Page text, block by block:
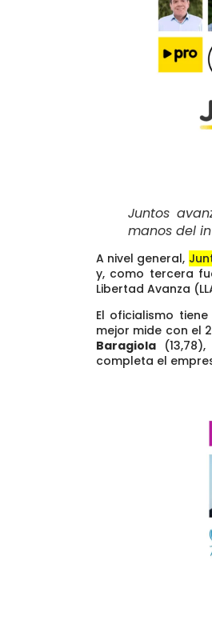
Juntos
manos del
A nivel general,
y, como tercera
Libertad Avanza
El oficialismo
mejor mide con el
Baragiola
completa el